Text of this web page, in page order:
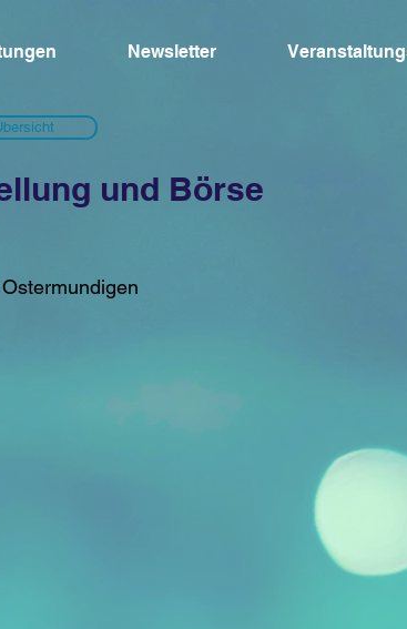
Newsletter
und Börse